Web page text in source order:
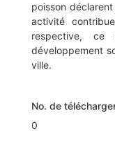
poisson
activité
respective,
développement
ville.
No. de
0